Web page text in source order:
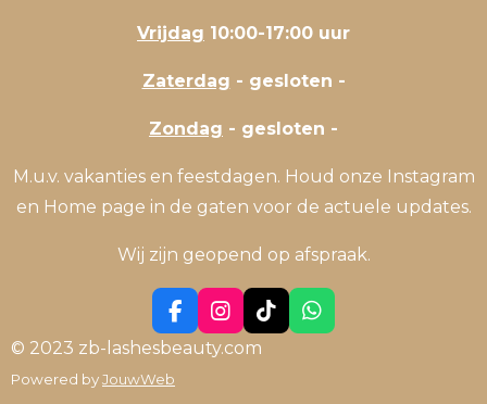
Vrijdag 10:00-17:00 uur
Zaterdag - gesloten -
Zondag - gesloten -
M.u.v. vakanties en feestdagen. Houd onze Instagram
en Home page in de gaten voor de actuele updates.
Wij zijn geopend op afspraak.
F
a
c
e
I
n
s
T
i
W
h
© 2023 zb-lashesbeauty.com
Powered byJouwWeb